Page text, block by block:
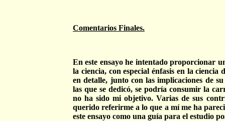
Comentarios Finales.
En este ensayo he intentado proporcionar
la ciencia, con especial énfasis en la
en detalle, junto con las implicaciones de
las que se dedicó, se podría consumir la
no ha sido mi objetivo. Varias de sus
querido referirme a lo que a mí me ha
este ensayo como una guía para el estudio